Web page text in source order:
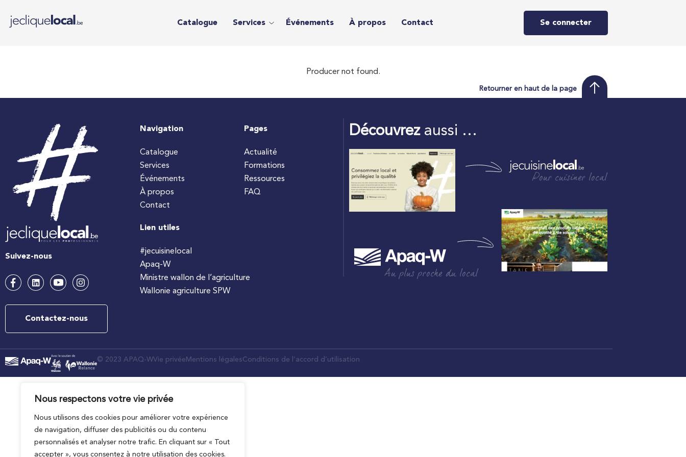
Nous respectons votre vie privée
Nous utilisons des cookies pour améliorer votre expérience
de navigation, diffuser des publicités ou du contenu
personnalisés et analyser notre trafic. En cliquant sur « Tout
accepter », vous consentez à notre utilisation des cookies.
Catalogue Services Événements À propos Contact Se connecter
Producer not found.
Retourner en haut de la page
Suivez-nous
Contactez-nous
Navigation
Catalogue
Services
Événements
À propos
Contact
Pages
Actualité
Formations
Ressources
FAQ
Lien utiles
#jecuisinelocal
Apaq-W
Ministre wallon de l’agriculture
Wallonie agriculture SPW
Découvrezaussi …
Pour cuisiner local
Au plus proche du local
© 2023 APAQ-WVie privée Mentions légalesConditions de l’accord d’utilisation